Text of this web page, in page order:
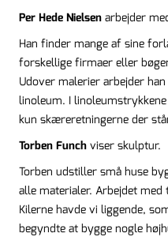
Per Hede Nielsen arbejder
Han finder mange af sine
forskellige firmaer eller
Udover malerier arbejder
linoleum. I
kun skæreretningerne der
Torben Funch viser skulptur.
Torben udstiller små huse
alle materialer. Arbejdet
Kilerne havde vi liggende,
begyndte at bygge nogle